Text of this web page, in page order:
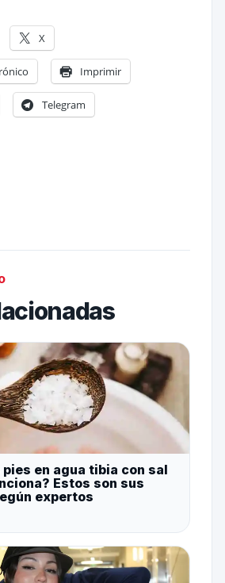
X
Imprimir
Telegram
pies en agua tibia con sal
Estos son sus
expertos